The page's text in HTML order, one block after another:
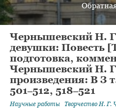
Чернышевский Н.
девушки: Повесть
подготовка,
Чернышевский Н.
произведения: В З
501‒512, 518‒521
Научные работы Творчество Н. Г.